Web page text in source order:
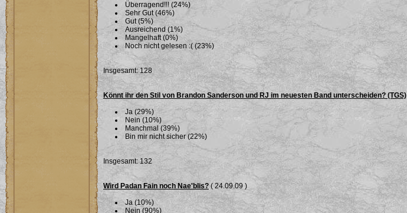
Überragend!!! (24%)
Sehr Gut (46%)
Gut (5%)
Ausreichend (1%)
Mangelhaft (0%)
Noch nicht gelesen :( (23%)
Insgesamt: 128
Könnt ihr den Stil von Brandon Sanderson und RJ im neuesten Band unterscheiden? (TGS)
Ja (29%)
Nein (10%)
Manchmal (39%)
Bin mir nicht sicher (22%)
Insgesamt: 132
Wird Padan Fain noch Nae'blis?( 24.09.09 )
Ja (10%)
Nein (90%)